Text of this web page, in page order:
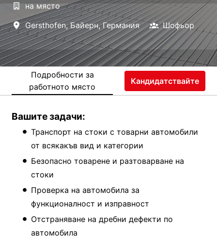
на място
Gersthofen, Байерн, Германия Шофьор
Подробности за
работното място
Кандидатствайте
Вашите задачи:
Транспорт на стоки с товарни автомобили
от всякакъв вид и категории
Безопасно товарене и разтоварване на
стоки
Проверка на автомобила за
функционалност и изправност
Отстраняване на дребни дефекти по
автомобила